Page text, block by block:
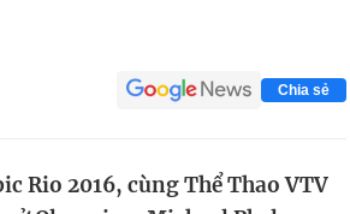
Chia sẻ
Rio 2016, cùng Thể Thao VTV